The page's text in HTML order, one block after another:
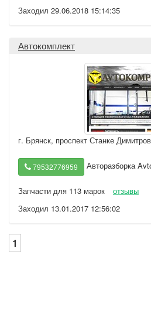
Заходил 29.06.2018 15:14:35
Автокомплект
г. Брянск, проспект Станке
79532776959 Авторазборка
Запчасти для 113 марок
отзывы
Заходил 13.01.2017 12:56:02
1